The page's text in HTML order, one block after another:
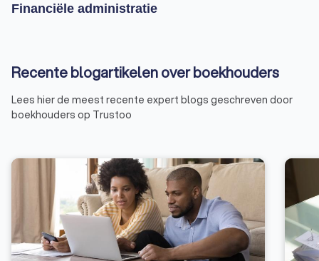
Financiële administratie
Recente blogartikelen over boekhouders
Lees hier de meest recente expert blogs geschreven door
boekhouders op Trustoo